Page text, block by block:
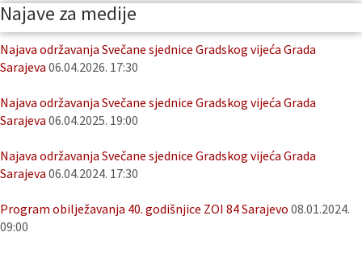
Najave za medije
Najava održavanja Svečane sjednice Gradskog vijeća Grada
Sarajeva 06.04.2026. 17:30
Najava održavanja Svečane sjednice Gradskog vijeća Grada
Sarajeva 06.04.2025. 19:00
Najava održavanja Svečane sjednice Gradskog vijeća Grada
Sarajeva 06.04.2024. 17:30
Program obilježavanja 40. godišnjice ZOI 84 Sarajevo 08.01.2024.
09:00